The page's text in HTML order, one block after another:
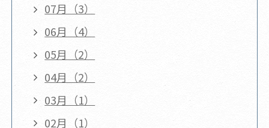
07月（3）
06月（4）
05月（2）
04月（2）
03月（1）
02月（1）